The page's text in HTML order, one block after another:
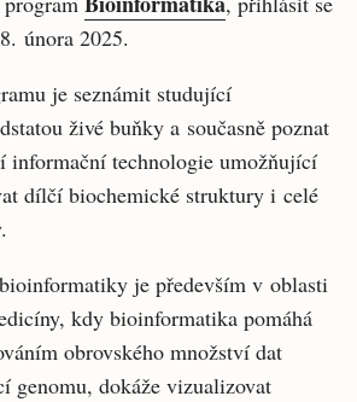
února 2025.
je seznámit studující
živé buňky a současně poznat
informační technologie umožňující
dílčí biochemické struktury i celé
je především v oblasti
kdy bioinformatika pomáhá
obrovského množství dat
genomu, dokáže vizualizovat